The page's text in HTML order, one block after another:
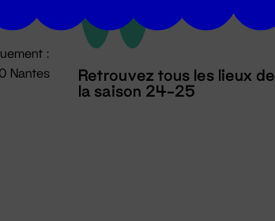
:
Nantes
Retrouvez tous les lieux de
la saison 24-25